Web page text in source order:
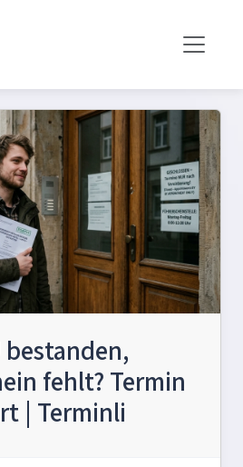
bestanden,
fehlt? Termin
| Terminli